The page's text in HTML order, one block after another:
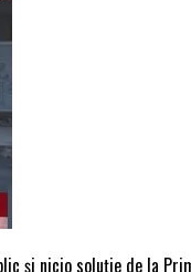
și nicio soluție de la